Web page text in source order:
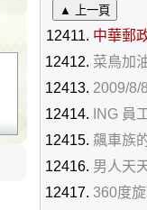
▲ 上一頁
中華郵
菜鳥加
2009/8/
ING 員
飆車族
男人天
360度